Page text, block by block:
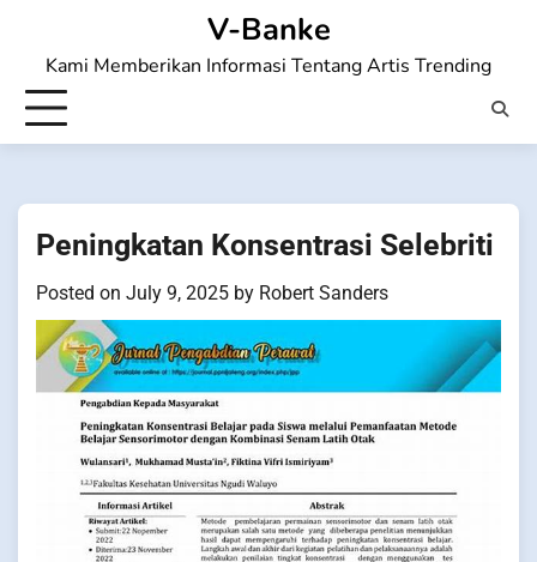
content
V-Banke
Kami Memberikan Informasi Tentang Artis Trending
Peningkatan Konsentrasi Selebriti
Posted on July 9, 2025 by Robert Sanders